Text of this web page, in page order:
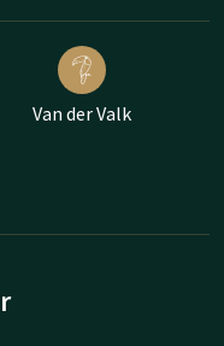
Van der Valk